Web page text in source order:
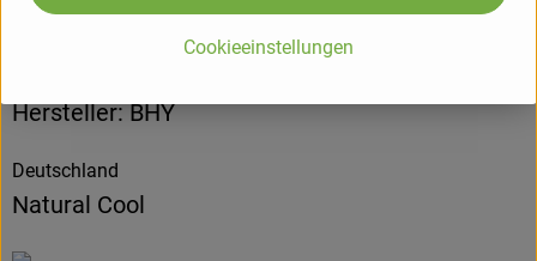
Hersteller: BHY
Deutschland
Natural Cool
Cookieeinstellungen